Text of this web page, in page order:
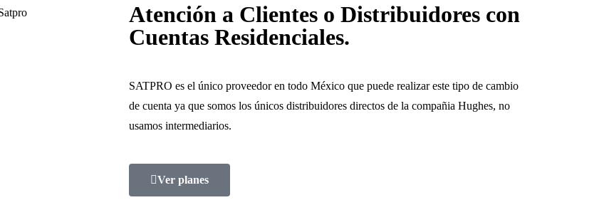
Atención a Clientes o Distribuidores con
Cuentas Residenciales.
SATPRO es el único proveedor en todo México que puede realizar este tipo de cambio
de cuenta ya que somos los únicos distribuidores directos de la compañia Hughes, no
usamos intermediarios.
Ver planes